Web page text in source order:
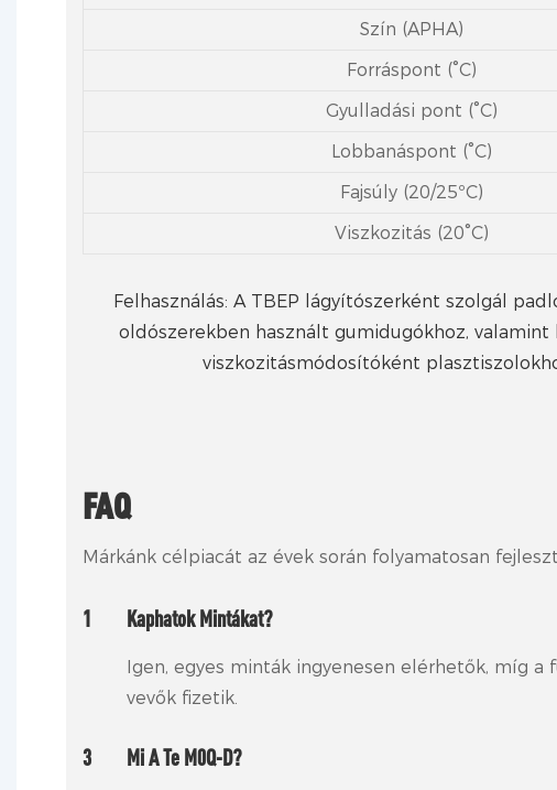
Szín (APHA)
Forráspont (°C)
Gyulladási pont (°C)
Lobbanáspont (°C)
Fajsúly ​​(20/25ºC)
Viszkozitás (20°C)
Felhasználás: A TBEP lágyítószerként szolgál
oldószerekben használt gumidugókhoz,
viszkozitásmódosítóként
FAQ
Márkánk célpiacát az évek során folyamatosan
1 Kaphatok Mintákat?
Igen, egyes minták ingyenesen elérhetők, míg a
vevők fizetik.
3 Mi A Te M0Q-D?